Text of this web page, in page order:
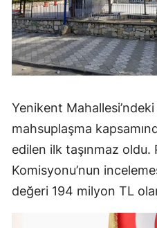
Yenikent Mahallesi’ndeki
mahsuplaşma
edilen ilk taşınmaz oldu.
Komisyonu’nun
değeri 194 milyon TL